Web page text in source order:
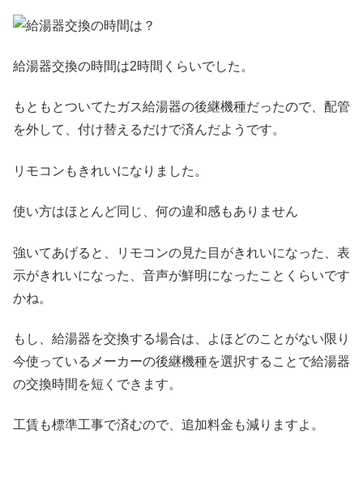
給湯器交換の時間は2時間くらいでした。
もともとついてたガス給湯器の後継機種だったので、配管
を外して、付け替えるだけで済んだようです。
リモコンもきれいになりました。
使い方はほとんど同じ、何の違和感もありません
強いてあげると、リモコンの見た目がきれいになった、表
示がきれいになった、音声が鮮明になったことくらいです
かね。
もし、給湯器を交換する場合は、よほどのことがない限り
今使っているメーカーの後継機種を選択することで給湯器
の交換時間を短くできます。
工賃も標準工事で済むので、追加料金も減りますよ。